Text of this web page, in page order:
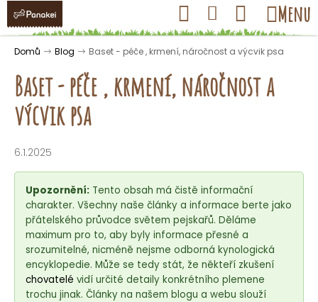
Přejít
obsah
Hledat Přihlášení
Nákupní
košík
Menu
Domů Blog Baset - péče , krmení, náročnost a výcvik psa
Baset - péče , krmení, náročnost a
výcvik psa
6.1.2025
Upozornění: Tento obsah má čistě informační
charakter. Všechny naše články a informace berte jako
přátelského průvodce světem pejskařů. Děláme
maximum pro to, aby byly informace přesné a
srozumitelné, nicméně nejsme odborná kynologická
encyklopedie. Může se tedy stát, že někteří zkušení
chovatelé vidí určité detaily konkrétního plemene
trochu jinak. Články na našem blogu a webu slouží
K
o Zpět
Zpět
o
p